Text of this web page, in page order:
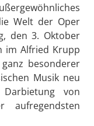
Welt der Oper
den 3. Oktober
im Alfried Krupp
besonderer
Musik neu
von
aufregendsten